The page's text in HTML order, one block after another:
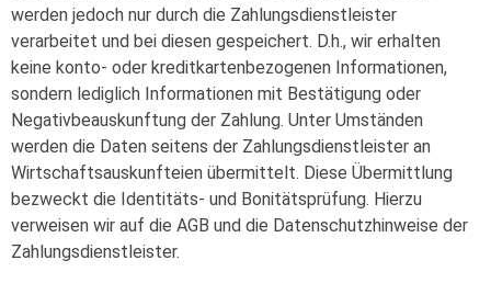
werden jedoch nur durch die Zahlungsdienstleister
verarbeitet und bei diesen gespeichert. D.h., wir erhalten
keine konto- oder kreditkartenbezogenen Informationen,
sondern lediglich Informationen mit Bestätigung oder
Negativbeauskunftung der Zahlung. Unter Umständen
werden die Daten seitens der Zahlungsdienstleister an
Wirtschaftsauskunfteien übermittelt. Diese Übermittlung
bezweckt die Identitäts- und Bonitätsprüfung. Hierzu
verweisen wir auf die AGB und die Datenschutzhinweise der
Zahlungsdienstleister.